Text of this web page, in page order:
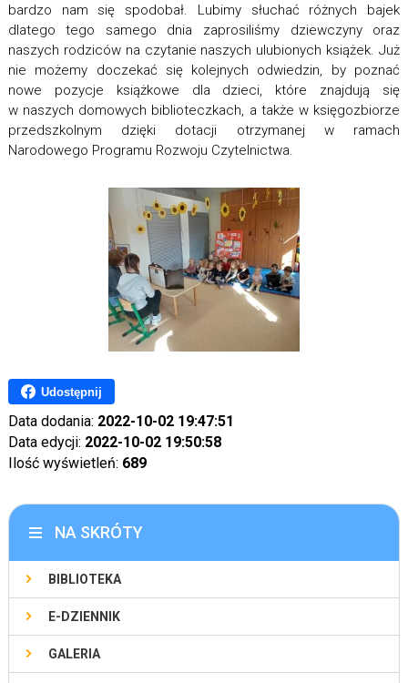
bardzo nam się spodobał. Lubimy słuchać różnych bajek
dlatego tego samego dnia zaprosiliśmy dziewczyny oraz
naszych rodziców na czytanie naszych ulubionych książek. Już
nie możemy doczekać się kolejnych odwiedzin, by poznać
nowe pozycje książkowe dla dzieci, które znajdują się
w naszych domowych biblioteczkach, a także w księgozbiorze
przedszkolnym dzięki dotacji otrzymanej w ramach
Narodowego Programu Rozwoju Czytelnictwa.
Udostępnij
Data dodania: 2022-10-02 19:47:51
Data edycji: 2022-10-02 19:50:58
Ilość wyświetleń: 689
NA SKRÓTY
BIBLIOTEKA
E-DZIENNIK
GALERIA